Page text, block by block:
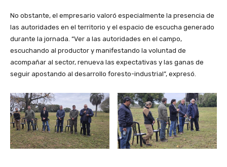
No obstante, el empresario valoró especialmente la presencia de
las autoridades en el territorio y el espacio de escucha generado
durante la jornada. “Ver a las autoridades en el campo,
escuchando al productor y manifestando la voluntad de
acompañar al sector, renueva las expectativas y las ganas de
seguir apostando al desarrollo foresto-industrial”, expresó.